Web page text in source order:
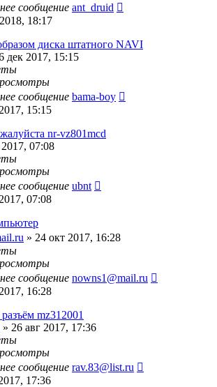
сообщение ant_druid
18:17
диска штатного NAVI
дек 2017, 15:15
сообщение bama-boy
15:15
nr-vz801mcd
07:08
сообщение ubnt
07:08
» 24 окт 2017, 16:28
сообщение nowns1@mail.ru
16:28
mz312001
» 26 авг 2017, 17:36
сообщение rav.83@list.ru
17:36